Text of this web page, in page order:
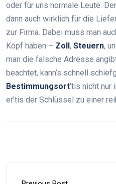
oder für uns normale Leute. Der
dann auch wirklich für die
zur Firma. Dabei muss man
Kopf haben – Zoll , Steuern,
man die falsche Adresse
beachtet, kann’s schnell
Bestimmungsort’tis nicht nur
er’tis der Schlüssel zu einer